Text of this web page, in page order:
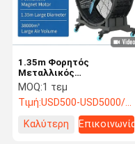
1.35m Φορητός
Μεταλλικός
Ανεμιστήρας Μεγάλο
Τύμπανο HVLS
Βιομηχανικός με
Κινητήρα PMSM & Ρόδες
για Γυμναστήριο Κέντρο
Φυσικής Αγωγής
MOQ:1 τεμ
Τιμή:USD500-USD5000/SET
Καλύτερη
Επικοινωνία